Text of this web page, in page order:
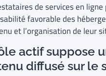
de services en
favorable des
et l’organisation de leur
actif suppose
diffusé sur le